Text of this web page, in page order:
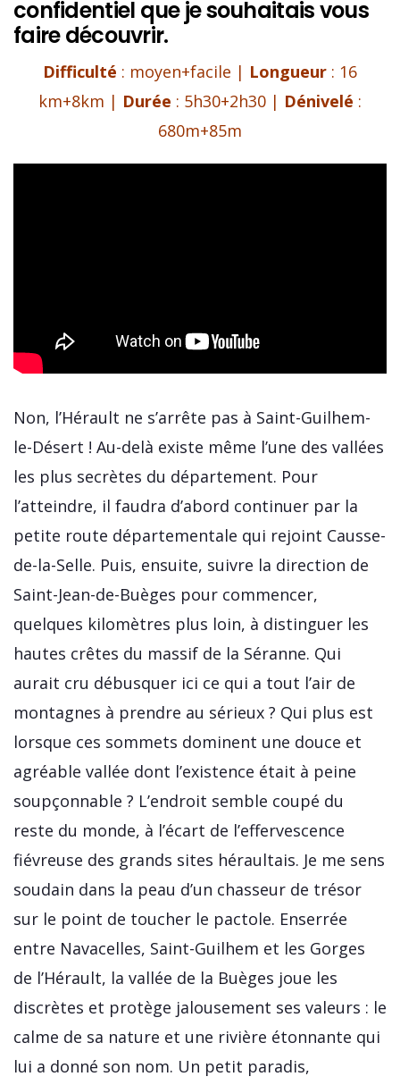
confidentiel que je souhaitais vous
faire découvrir.
Difficulté : moyen+facile | Longueur : 16
km+8km | Durée : 5h30+2h30 | Dénivelé :
680m+85m
Non, l’Hérault ne s’arrête pas à Saint-Guilhem-
le-Désert ! Au-delà existe même l’une des vallées
les plus secrètes du département. Pour
l’atteindre, il faudra d’abord continuer par la
petite route départementale qui rejoint Causse-
de-la-Selle. Puis, ensuite, suivre la direction de
Saint-Jean-de-Buèges pour commencer,
quelques kilomètres plus loin, à distinguer les
hautes crêtes du massif de la Séranne. Qui
aurait cru débusquer ici ce qui a tout l’air de
montagnes à prendre au sérieux ? Qui plus est
lorsque ces sommets dominent une douce et
agréable vallée dont l’existence était à peine
soupçonnable ? L’endroit semble coupé du
reste du monde, à l’écart de l’effervescence
fiévreuse des grands sites héraultais. Je me sens
soudain dans la peau d’un chasseur de trésor
sur le point de toucher le pactole. Enserrée
entre Navacelles, Saint-Guilhem et les Gorges
de l’Hérault, la vallée de la Buèges joue les
discrètes et protège jalousement ses valeurs : le
calme de sa nature et une rivière étonnante qui
lui a donné son nom. Un petit paradis,